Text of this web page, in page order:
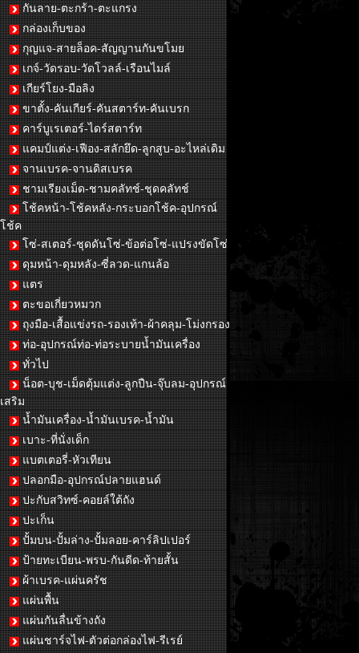
กันลาย-ตะกร้า-ตะแกรง
กล่องเก็บของ
กุญแจ-สายล็อค-สัญญานกันขโมย
เกจ์-วัดรอบ-วัดโวลล์-เรือนไมล์
เกียร์โยง-มือลิง
ขาตั้ง-คันเกียร์-คันสตาร์ท-คันเบรก
คาร์บูเรเตอร์-ไดร์สตาร์ท
แคมป์แต่ง-เฟือง-สลักยึด-ลูกสูบ-อะไหล่เดิม
จานเบรค-จานดิสเบรค
ชามเรียงเม็ด-ชามคลัทช์-ชุดคลัทช์
โช้คหน้า-โช้คหลัง-กระบอกโช้ค-อุปกรณ์
โช้ค
โซ่-สเตอร์-ชุดดันโซ่-ข้อต่อโซ่-แปรงขัดโซ่
ดุมหน้า-ดุมหลัง-ซี่ลวด-แกนล้อ
แตร
ตะขอเกี่ยวหมวก
ถุงมือ-เสื้อแข่งรถ-รองเท้า-ผ้าคลุม-โม่งกรอง
ท่อ-อุปกรณ์ท่อ-ท่อระบายน้ำมันเครื่อง
ทั่วไป
น็อต-บุช-เม็ดตุ้มแต่ง-ลูกปืน-จุ๊บลม-อุปกรณ์
เสริม
น้ำมันเครื่อง-น้ำมันเบรค-น้ำมัน
เบาะ-ที่นั่งเด็ก
แบตเตอรี่-หัวเทียน
ปลอกมือ-อุปกรณ์ปลายแฮนด์
ปะกับสวิทซ์-คอยล์ใต้ถัง
ปะเก็น
ปั้มบน-ปั้มล่าง-ปั้มลอย-คาร์ลิปเปอร์
ป้ายทะเบียน-พรบ-กันดีด-ท้ายสั้น
ผ้าเบรค-แผ่นครัช
แผ่นพื้น
แผ่นกันลื่นข้างถัง
แผ่นชาร์จไฟ-ตัวต่อกล่องไฟ-รีเรย์